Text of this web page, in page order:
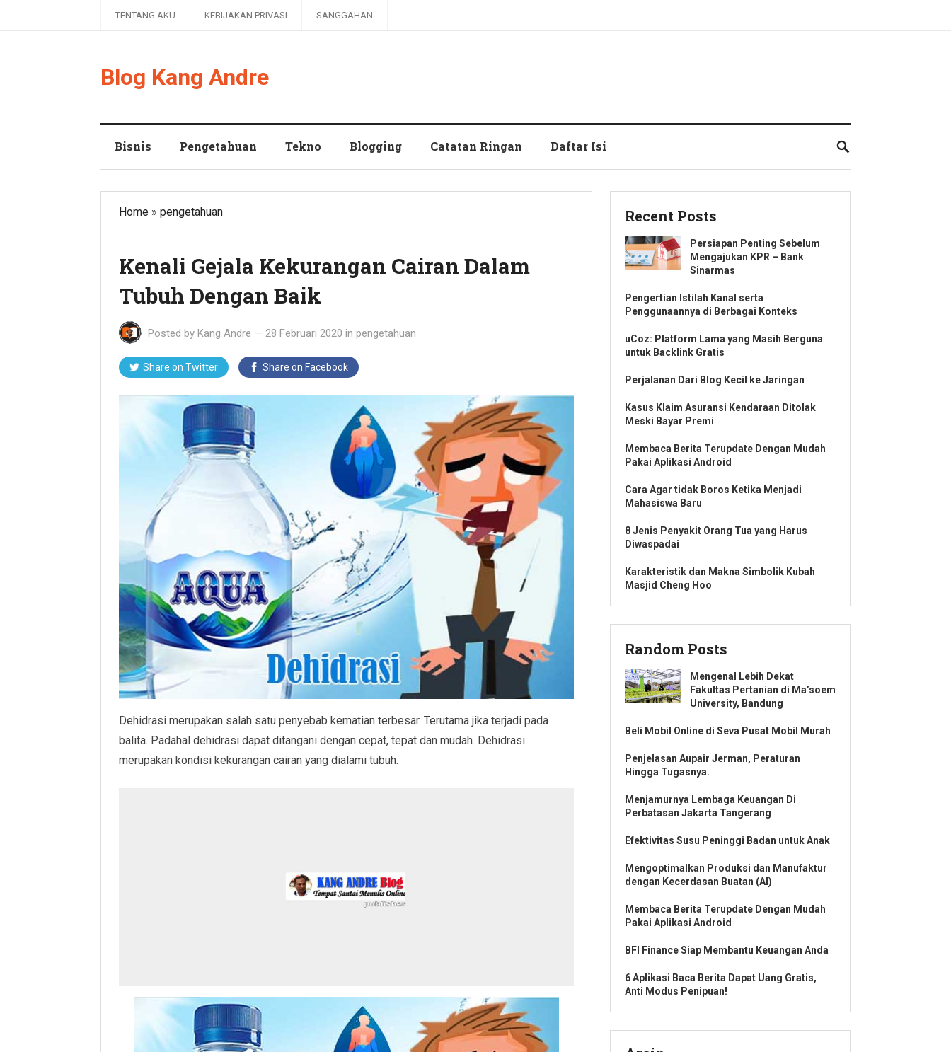
TENTANG AKU KEBIJAKAN PRIVASI SANGGAHAN
Blog Kang Andre
Bisnis Pengetahuan Tekno Blogging Catatan Ringan Daftar Isi
Home » pengetahuan
Kenali Gejala Kekurangan Cairan Dalam
Tubuh Dengan Baik
Posted by Kang Andre — 28 Februari 2020 in pengetahuan
Share on Twitter Share on Facebook
Dehidrasi merupakan salah satu penyebab kematian terbesar. Terutama jika terjadi pada
balita. Padahal dehidrasi dapat ditangani dengan cepat, tepat dan mudah. Dehidrasi
merupakan kondisi kekurangan cairan yang dialami tubuh.
Recent Posts
Persiapan Penting Sebelum
Mengajukan KPR – Bank
Sinarmas
Pengertian Istilah Kanal serta
Penggunaannya di Berbagai Konteks
uCoz: Platform Lama yang Masih Berguna
untuk Backlink Gratis
Perjalanan Dari Blog Kecil ke Jaringan
Kasus Klaim Asuransi Kendaraan Ditolak
Meski Bayar Premi
Membaca Berita Terupdate Dengan Mudah
Pakai Aplikasi Android
Cara Agar tidak Boros Ketika Menjadi
Mahasiswa Baru
8 Jenis Penyakit Orang Tua yang Harus
Diwaspadai
Karakteristik dan Makna Simbolik Kubah
Masjid Cheng Hoo
Random Posts
Mengenal Lebih Dekat
Fakultas Pertanian di Ma’soem
University, Bandung
Beli Mobil Online di Seva Pusat Mobil Murah
Penjelasan Aupair Jerman, Peraturan
Hingga Tugasnya.
Menjamurnya Lembaga Keuangan Di
Perbatasan Jakarta Tangerang
Efektivitas Susu Peninggi Badan untuk Anak
Mengoptimalkan Produksi dan Manufaktur
dengan Kecerdasan Buatan (AI)
Membaca Berita Terupdate Dengan Mudah
Pakai Aplikasi Android
BFI Finance Siap Membantu Keuangan Anda
6 Aplikasi Baca Berita Dapat Uang Gratis,
Anti Modus Penipuan!